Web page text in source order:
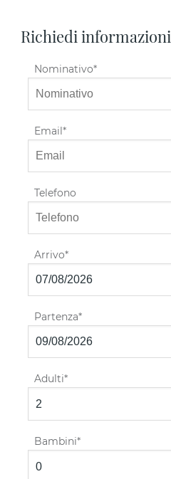
Richiedi informazioni
Nominativo
Email
Telefono
Arrivo
Partenza
Adulti
Bambini